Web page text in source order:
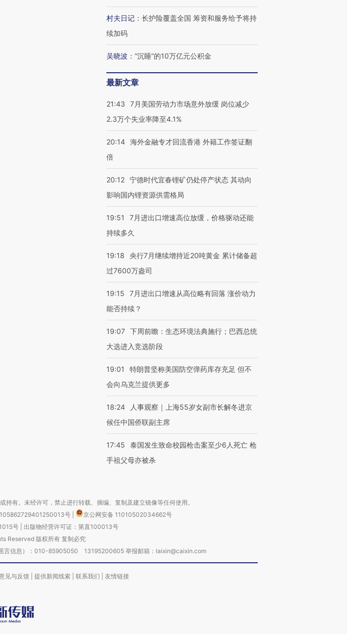
村夫日记 ： 长护险覆盖全国 筹资和服务给予将持
续加码
吴晓波 ： “沉睡”的10万亿元公积金
最新文章
21:43
7月美国劳动力市场意外放缓 岗位减少
2.3万个失业率降至4.1%
20:14 海外金融专才回流香港 外籍工作签证翻
倍
20:12 宁德时代宜春锂矿仍处停产状态 其动向
影响国内锂资源供需格局
19:51
7月进出口增速高位放缓，价格驱动还能
持续多久
19:18
央行7月继续增持近20吨黄金 累计储备超
过7600万盎司
19:15
7月进出口增速从高位略有回落 涨价动力
能否持续？
19:07 下周前瞻：生态环境法典施行；巴西总统
大选进入竞选阶段
19:01
特朗普坚称美国防空弹药库存充足 但不
会向乌克兰提供更多
18:24
人事观察｜上海55岁女副市长解冬进京
候任中国侨联副主席
17:45
泰国发生致命校园枪击案至少6人死亡 枪
手祖父母亦被杀
有。未经许可，禁止进行转载、摘编、复制及建立镜像等任何使用。
号
京公网安备 11010502034662号
号| 出版物经营许可证：第直100013号
Reserved 版权所有 复制必究
言信息）：010-85905050 13195200605 举报邮箱：laixin@caixin.com
见与反馈 提供新闻线索 联系我们 友情链接